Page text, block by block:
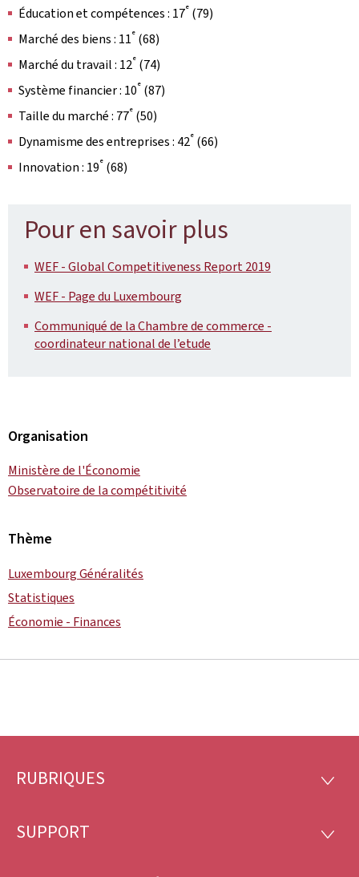
Éducation et compétences : 17e (79)
Marché des biens : 11e (68)
Marché du travail : 12e (74)
Système financier : 10e (87)
Taille du marché : 77e (50)
Dynamisme des entreprises : 42e (66)
Innovation : 19e (68)
Pour en savoir plus
WEF - Global Competitiveness Report 2019
WEF - Page du Luxembourg
Communiqué de la Chambre de commerce -
coordinateur national de l’etude
Organisation
Ministère de l'Économie
Observatoire de la compétitivité
Thème
Luxembourg Généralités
Statistiques
Économie - Finances
Pied
page
RUBRIQUES
SUPPORT